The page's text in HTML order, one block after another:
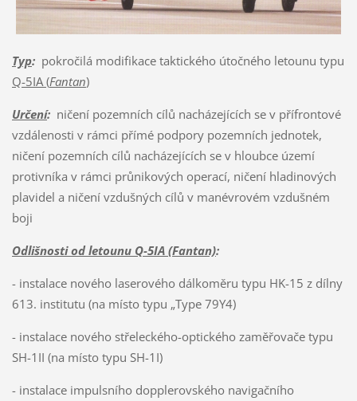
Typ:pokročilá modifikace taktického útočného letounu typu
Q-5IA (Fantan)
Určení:ničení pozemních cílů nacházejících se v přífrontové
vzdálenosti v rámci přímé podpory pozemních jednotek,
ničení pozemních cílů nacházejících se v hloubce území
protivníka v rámci průnikových operací, ničení hladinových
plavidel a ničení vzdušných cílů v manévrovém vzdušném
boji
Odlišnosti od letounu Q-5IA (Fantan):
- instalace nového laserového dálkoměru typu HK-15 z dílny
613. institutu (na místo typu „Type 79Y4)
- instalace nového střeleckého-optického zaměřovače typu
SH-1II (na místo typu SH-1I)
- instalace impulsního dopplerovského navigačního